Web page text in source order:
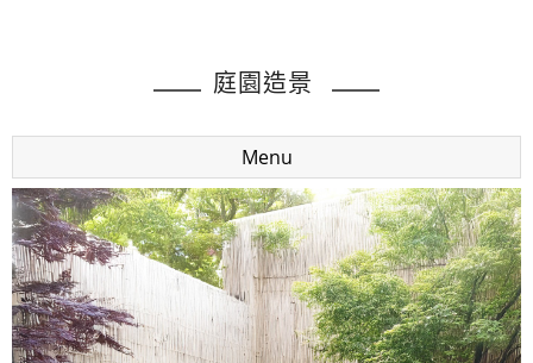
庭園造景
Menu